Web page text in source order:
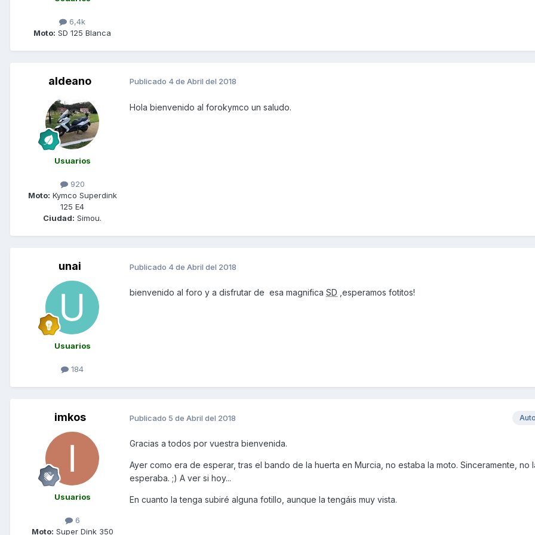
6,4k
Moto: SD 125 Blanca
aldeano
Usuarios
920
Moto: Kymco Superdink
125 E4
Ciudad: Simou.
Publicado 4 de Abril del 2018
Hola bienvenido al forokymco un saludo.
unai
Usuarios
184
Publicado 4 de Abril del 2018
bienvenido al foro y a disfrutar de esa magnifica SD ,esperamos fotitos!
imkos
Usuarios
6
Moto: Super Dink 350
Publicado 5 de Abril del 2018
Gracias a todos por vuestra bienvenida.
Ayer como era de esperar, tras el bando de la huerta en Murcia, no estaba la moto. Sinceramente, no
esperaba. ;) A ver si hoy...
En cuanto la tenga subiré alguna fotillo, aunque la tengáis muy vista.